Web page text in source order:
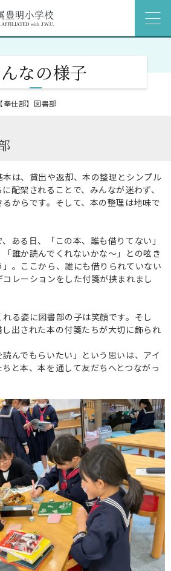
なの様子
【奉仕部】図書部
は、貸出や返却、本の整理とシンプル
配架されることで、みんなが迷わず、
からです。そして、本の整理は地味で
ある日、「この本、誰も借りてない」
誰か読んでくれないかな〜」との呟き
。ここから、誰にも借りられていない
レーションをした付箋が挟まれまし
る姿に図書部の子は笑顔です。そし
出された本の付箋たちが大切に飾られ
読んでもらいたい」という思いは、アイ
と本、本を通して友だちへとつながっ